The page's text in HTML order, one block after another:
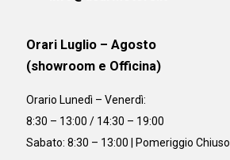
Orari Luglio – Agosto
(showroom e Officina)
Orario Lunedì – Venerdì:
8:30 – 13:00 / 14:30 – 19:00
Sabato: 8:30 – 13:00 | Pomeriggio Chiuso